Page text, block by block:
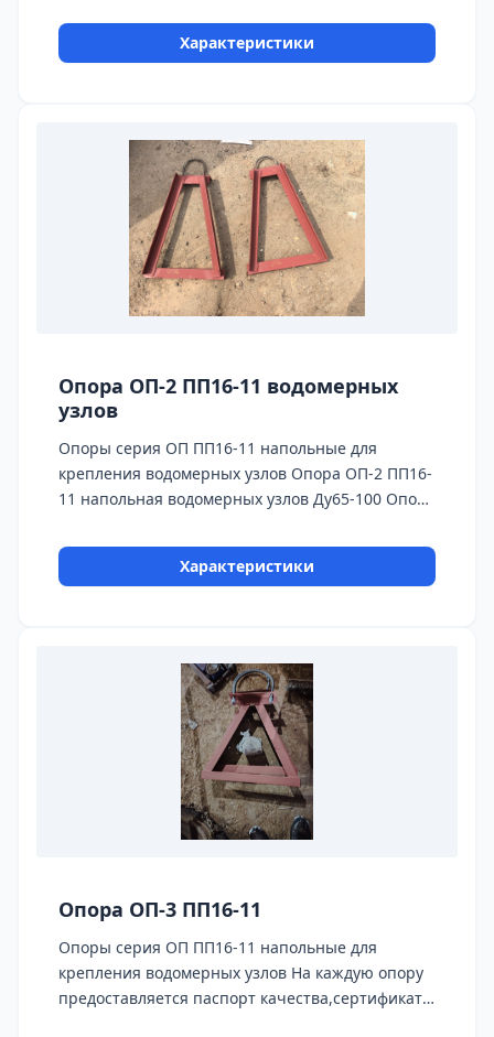
Характеристики
Опора ОП-2 ПП16-11 водомерных
узлов
Опоры серия ОП ПП16-11 напольные для
крепления водомерных узлов Опора ОП-2 ПП16-
11 напольная водомерных узлов Ду65-100 Опора
опору предоставляется паспорт
качества,сертификаты на используемые
Характеристики
Опора ОП-3 ПП16-11
Опоры серия ОП ПП16-11 напольные для
крепления водомерных узлов На каждую опору
предоставляется паспорт качества,сертификаты